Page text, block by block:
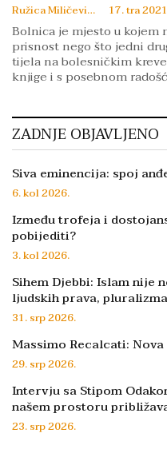
Ružica Miličević 17. tra
Bolnica je mjesto u
prisnost nego što jedni
tijela na bolesničkim
knjige i s posebnom
ZADNJE OBJAVLJENO
Siva eminencija: spoj
6. kol 2026.
Između trofeja i
pobijediti?
3. kol 2026.
Sihem Djebbi: Islam nije
ljudskih prava,
31. srp 2026.
Massimo Recalcati:
29. srp 2026.
Intervju sa Stipom
našem prostoru
23. srp 2026.